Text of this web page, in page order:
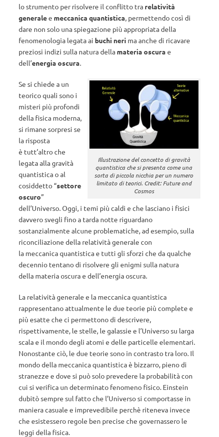
lo strumento per risolvere il conflitto tra relatività
generalee meccanica quantistica, permettendo così di
dare non solo una spiegazione più appropriata della
fenomenologia legata ai buchi neri ma anche di ricavare
preziosi indizi sulla natura della materia oscura e
dell’energia oscura.
Illustrazione del concetto di gravità
quantistica che si presenta come una
sorta di piccola nicchia per un numero
limitato di teorici. Credit: Future and
Cosmos
Se si chiede a un
teorico quali sono i
misteri più profondi
della fisica moderna,
si rimane sorpresi se
la risposta
è tutt’altro che
legata alla gravità
quantistica o al
cosiddetto “settore
oscuro”
dell’Universo. Oggi, i temi più caldi e che lasciano i fisici
davvero svegli fino a tarda notte riguardano
sostanzialmente alcune problematiche, ad esempio, sulla
riconciliazione della relatività generale con
la meccanica quantistica e tutti gli sforzi che da qualche
decennio tentano di risolvere gli enigmi sulla natura
della materia oscura e dell’energia oscura.
La relatività generale e la meccanica quantistica
rappresentano attualmente le due teorie più complete e
più esatte che ci permettono di descrivere,
rispettivamente, le stelle, le galassie e l’Universo su larga
scala e il mondo degli atomi e delle particelle elementari.
Nonostante ciò, le due teorie sono in contrasto tra loro. Il
mondo della meccanica quantistica è bizzarro, pieno di
stranezze e dove si può solo prevedere la probabilità con
cui si verifica un determinato fenomeno fisico. Einstein
dubitò sempre sul fatto che l’Universo si comportasse in
maniera casuale e imprevedibile perchè riteneva invece
che esistessero regole ben precise che governassero le
leggi della fisica.